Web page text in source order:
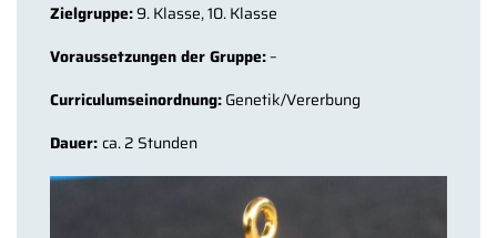
Zielgruppe:9. Klasse, 10. Klasse
Voraussetzungen der Gruppe:–
Curriculumseinordnung:Genetik/Vererbung
Dauer: ca. 2 Stunden